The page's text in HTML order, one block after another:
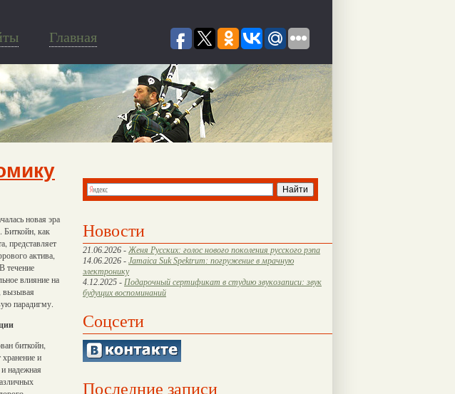
Главная
Новости
21.06.2026 - Женя Русских: голос нового поколения русского рэпа
14.06.2026 - Jamaica Suk Spektrum: погружение в мрачную
электронику
4.12.2025 - Подарочный сертификат в студию звукозаписи: звук
будущих воспоминаний
Соцсети
Последние записи
новая эра
Биткойн, как
представляет
актива,
течение
влияние на
вызывая
парадигму.
биткойн,
и
надежная